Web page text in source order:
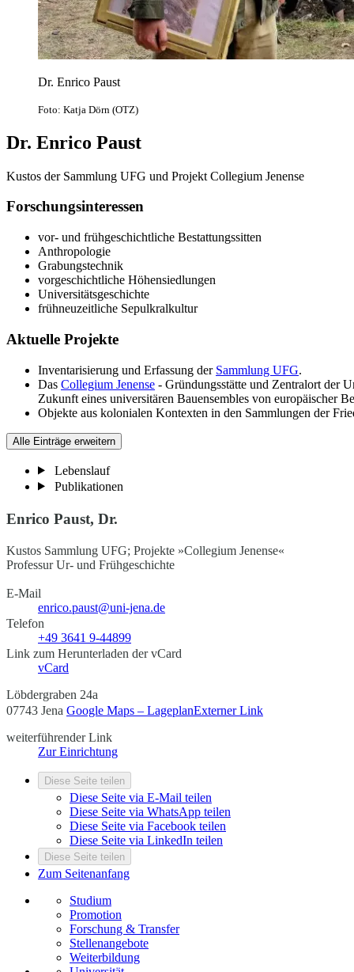
Dr. Enrico Paust
Foto: Katja Dörn (OTZ)
Dr. Enrico Paust
Kustos der Sammlung UFG und Projekt Collegium Jenense
Forschungsinteressen
vor- und frühgeschichtliche Bestattungssitten
Anthropologie
Grabungstechnik
vorgeschichtliche Höhensiedlungen
Universitätsgeschichte
frühneuzeitliche Sepulkralkultur
Aktuelle Projekte
Inventarisierung und Erfassung der Sammlung UFG.
Das Collegium Jenense - Gründungsstätte und Zentralort der
Zukunft eines universitären Bauensembles von europäischer
Objekte aus kolonialen Kontexten in den Sammlungen der
Alle Einträge erweitern
Lebenslauf
Publikationen
Enrico Paust, Dr.
Kustos Sammlung UFG; Projekte »Collegium Jenense«
Professur Ur- und Frühgeschichte
E-Mail
enrico.paust@uni-jena.de
Telefon
+49 3641 9-44899
Link zum Herunterladen der vCard
vCard
Löbdergraben 24a
07743 Jena Google Maps – LageplanExterner Link
weiterführender Link
Zur Einrichtung
Diese Seite teilen
Diese Seite via E-Mail teilen
Diese Seite via WhatsApp teilen
Diese Seite via Facebook teilen
Diese Seite via LinkedIn teilen
Diese Seite teilen
Zum Seitenanfang
Studium
Promotion
Forschung & Transfer
Stellenangebote
Weiterbildung